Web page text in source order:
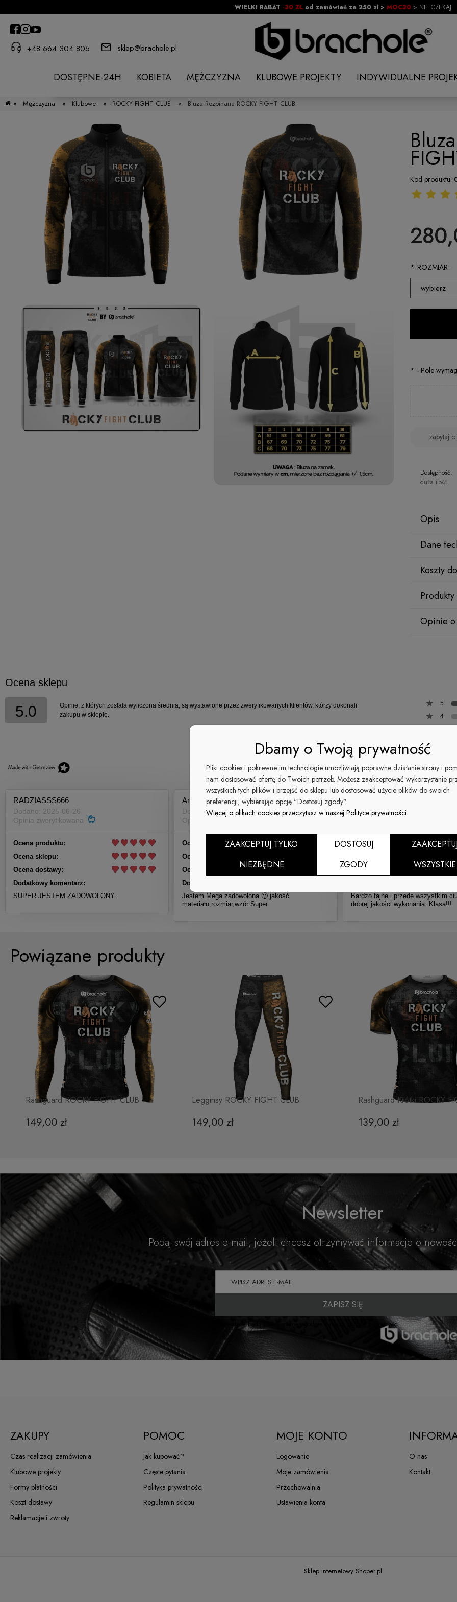
WIELKI RABAT -30 ZŁod zamówień za 250 zł > MOC30 > NIE CZEKAJ
+48 664 304 805 sklep@brachole.pl
DOSTĘPNE-24H KOBIETA MĘŻCZYZNA KLUBOWE PROJEKTY INDYWIDUALNE
» Mężczyzna » Klubowe » ROCKY FIGHT CLUB » Bluza Rozpinana ROCKY FIGHT CLUB
Kod produktu:
* ROZMIAR:
wybierz
S
XL
* - Pole
zapytaj
Dostępność:
duża ilość
Opis
Sprawdź
Dane
Rozmiar
Kolor
rozmiar
Koszty
Opinie
Ocena sklepu
5.0
Opinie, z których została wyliczona średnia, są wystawione przez zweryfikowanych klientów, którzy dokonali
zakupu w sklepie.
5
4
RADZIASSS666
Dodano: 2025-06-26
Opinia zweryfikowana
Ocena produktu:
Ocena sklepu:
Ocena dostawy:
Dodatkowy komentarz:
SUPER JESTEM ZADOWOLONY..
Ania
Dodano: 2024-04-18
Opinia zweryfikowana
Ocena produktu:
Ocena sklepu:
Ocena dostawy:
Dodatkowy komentarz:
Jestem Mega zadowolona 🙂 jakość
materiału,rozmiar,wzór Super
Dodano: 2024-04-17
Ocena produktu:
Ocena dostawy:
Bardzo fajne i przede wszystkim
dobrej jakości wykonania. Klasa!!!
Powiązane produkty
Rashguard ROCKY FIGHT CLUB
149,00 zł
Legginsy ROCKY FIGHT CLUB
149,00 zł
Rashguard Krótki ROCKY
139,00 zł
Newsletter
Podaj swój adres e-mail, jeżeli chcesz otrzymywać informacje o
ZAPISZ SIĘ
Twoje dane będą przetwarzane zgodnie z naszą polityką prywatności
ZAKUPY
Czas realizacji zamówienia
Klubowe projekty
Formy płatności
Koszt dostawy
Reklamacje i zwroty
POMOC
Jak kupować?
Częste pytania
Polityka prywatności
Regulamin sklepu
MOJE KONTO
Logowanie
Moje zamówienia
Przechowalnia
Ustawienia konta
O nas
Kontakt
Sklep internetowy Shoper.pl
Dbamy o Twoją prywatność
Pliki cookies i pokrewne im technologie umożliwiają poprawne działanie strony i
nam dostosować ofertę do Twoich potrzeb. Możesz zaakceptować wykorzystanie
wszystkich tych plików i przejść do sklepu lub dostosować użycie plików do swoich
preferencji, wybierając opcję "Dostosuj zgody".
Więcej o plikach cookies przeczytasz w naszej Polityce prywatności.
ZAAKCEPTUJ TYLKO
NIEZBĘDNE
DOSTOSUJ
ZGODY
ZAAKCEPTUJ
WSZYSTKIE